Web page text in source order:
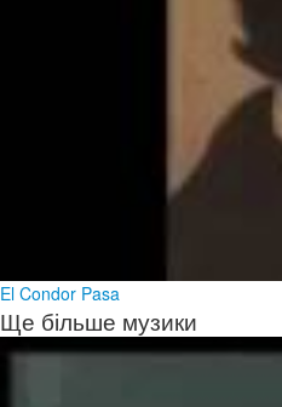
El Condor Pasa
Ще більше музики